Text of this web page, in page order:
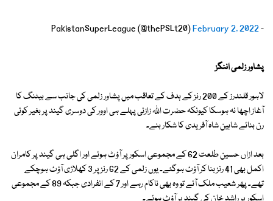
- PakistanSuperLeague (@thePSLt20)
February 2, 2022
پشاور زلمی اننگز
لاہور قلندرز کے 200 رنز کے ہدف کے تعاقب میں پشاور زلمی کی جانب سے بیٹنگ کا
آغاز اچھا نہ ہوسکا کیونکہ حضرت اللہ زازئی پہلے ہی اوور کی دوسری گیند پر بغیر کوئی
رن بنائے شاہین شاہ آفریدی کا شکار بنے۔
بعد ازاں حسین طلعت 62 کے مجموعی اسکور پر آؤٹ ہوئے اور اگلی ہی گیند پر کامران
اکمل بھی 41 رنز بنا کر آؤٹ ہوگئے۔ یوں زلمی کے 62 رنز پر 3 کھلاڑی آؤٹ ہوچکے
تھے۔ پھر شعیب ملک آئے تو وہ بھی ناکام رہے اور 7 کے انفرادی جبکہ 89 کے مجموعی